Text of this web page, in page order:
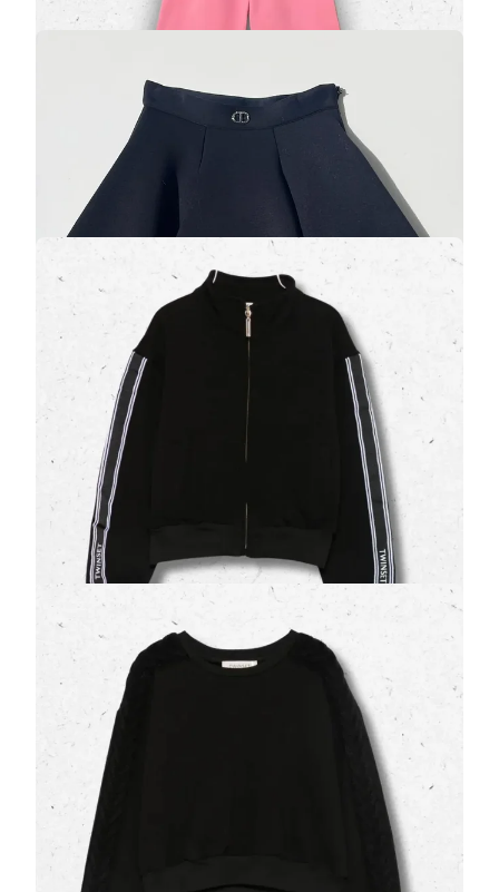
(0 Valutazioni)
PROMO
A partire da
Felpa Twinset Ragazza Nera con Zip e Righe a
Contrasto
(0 Valutazioni)
Twinset
Maglioni e Felpe Ragazza
Uno stile sportivo ed elegante allo stesso tempo: la
felpa firmata Twinset
in colorazione nera si dis…
99,00 €
Maglione a Trecce Twinset Ragazza Nero
Manica Lunga
(0 Valutazioni)
Twinset
Maglioni e Felpe Ragazza
Calore e stile artigianale per la stagione fredda: il
maglione a trecce firmato Twinset
in colorazion…
89,00 €